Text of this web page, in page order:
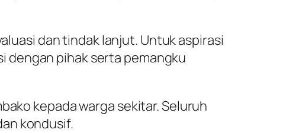
dan tindak lanjut. Untuk aspirasi
dengan pihak serta pemangku
kepada warga sekitar. Seluruh
kondusif.